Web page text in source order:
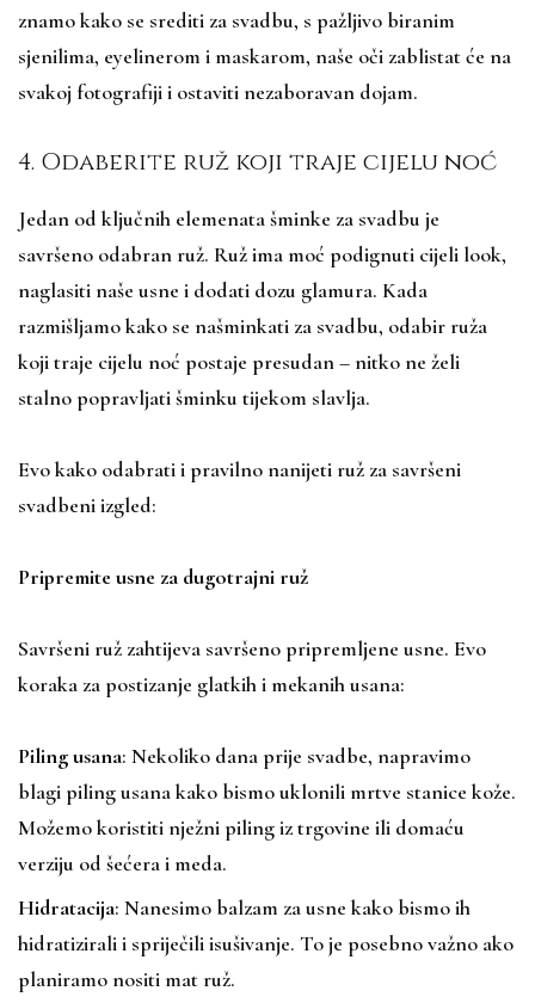
znamo kako se srediti za svadbu, s pažljivo biranim
sjenilima, eyelinerom i maskarom, naše oči zablistat će na
svakoj fotografiji i ostaviti nezaboravan dojam.
4. Odaberite ruž koji traje cijelu noć
Jedan od ključnih elemenata šminke za svadbu je
savršeno odabran ruž. Ruž ima moć podignuti cijeli look,
naglasiti naše usne i dodati dozu glamura. Kada
razmišljamo kako se našminkati za svadbu, odabir ruža
koji traje cijelu noć postaje presudan – nitko ne želi
stalno popravljati šminku tijekom slavlja.
Evo kako odabrati i pravilno nanijeti ruž za savršeni
svadbeni izgled:
Pripremite usne za dugotrajni ruž
Savršeni ruž zahtijeva savršeno pripremljene usne. Evo
koraka za postizanje glatkih i mekanih usana:
Piling usana: Nekoliko dana prije svadbe, napravimo
blagi piling usana kako bismo uklonili mrtve stanice kože.
Možemo koristiti nježni piling iz trgovine ili domaću
verziju od šećera i meda.
Hidratacija: Nanesimo balzam za usne kako bismo ih
hidratizirali i spriječili isušivanje. To je posebno važno ako
planiramo nositi mat ruž.